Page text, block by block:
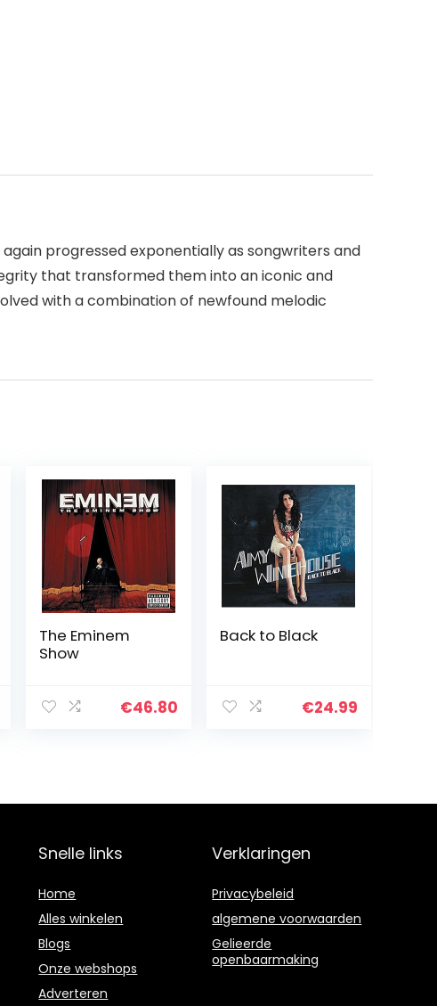
progressed exponentially as songwriters and
that transformed them into an iconic and
with a combination of newfound melodic
The Eminem
Show
€46.80
Back to Black
€24.99
Snelle links
Home
Alles winkelen
Blogs
Onze webshops
Adverteren
Verklaringen
Privacybeleid
algemene voorwaarden
Gelieerde
openbaarmaking